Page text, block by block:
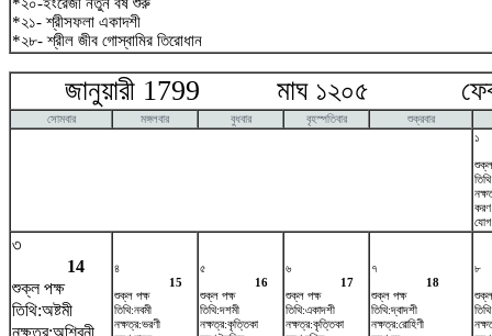
*২১- শ্রীসফলা একাদশী
*২৮- শ্রীল জীব গোস্বামির তিরোধান
জানুয়ারী 1799 মাঘ ১২০৫
সোমবার মঙ্গলবার বুধবার বৃহস্পতিবার
শুক্রবার
১
৩
14
শুক্ল পক্ষ
তিথি:অষ্টমী
৪
15
শুক্ল পক্ষ
তিথি:নবমী
নক্ষত্র:ভরণী
৫
16
শুক্ল পক্ষ
তিথি:দশমী
নক্ষত্র:কৃত্তিকা
৬
17
শুক্ল পক্ষ
তিথি:একাদশী
নক্ষত্র:কৃত্তিকা
৭
18
শুক্ল পক্ষ
তিথি:দ্বাদশী
নক্ষত্র:রোহিণী
৮